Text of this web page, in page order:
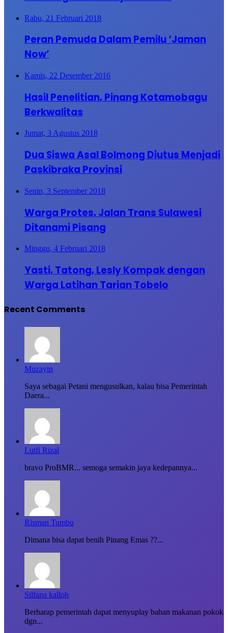
Rabu, 21 Februari 2018
Peran Pemuda Dalam Pemilu ‘Jaman
Now’
Kamis, 22 Desember 2016
Hasil Penelitian, Pinang Kotamobagu
Berkwalitas
Jumat, 3 Agustus 2018
Dua Siswa Asal Bolmong Diutus Menjadi
Paskibraka Provinsi
Senin, 3 September 2018
Warga Protes, Jalan Trans Sulawesi
Ditanami Pisang
Minggu, 4 Februari 2018
Yasti, Tatong, Lesly Kompak dengan
Warga Latihan Tarian Tobelo
Recent Comments
Muzayin
Saya sebagai Petani mengusulkan, kalau bisa Pemerintah
Daera...
Lutfi Rizal
bravo ProBMR... semoga semakin jaya kedepannya...
Risman Tumbu
Dimana bisa dapat benih Pinang Emas ??...
Silfana kalloh
Berharap pemerintah dapat menyuplay bahan makanan pokok
dgn...